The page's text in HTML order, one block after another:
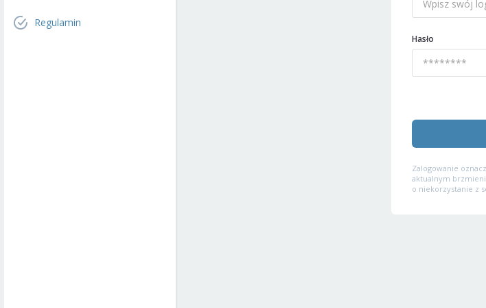
Regulamin
Hasło
Zalogowanie
aktualnym
o niekorzystanie z